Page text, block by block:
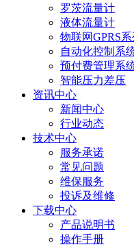
罗茨流量计
液体流量计
物联网GPRS系
自动化控制系
预付费管理系
智能压力差压
资讯中心
新闻中心
行业动态
技术中心
服务承诺
常见问题
维保服务
投诉及维修
下载中心
产品说明书
操作手册